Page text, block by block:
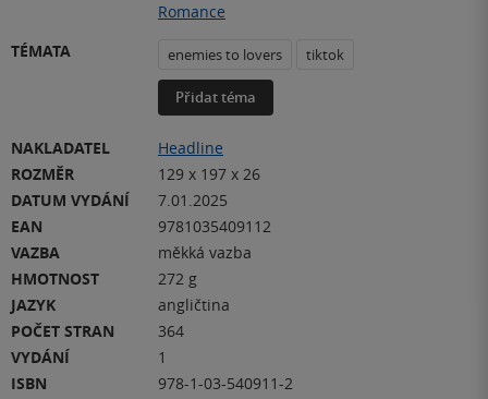
Romance
TÉMATA
enemies to lovers tiktok
Přidat téma
NAKLADATEL
Headline
ROZMĚR
129 x 197 x 26
DATUM VYDÁNÍ
7.01.2025
EAN
9781035409112
VAZBA
měkká vazba
HMOTNOST
272 g
JAZYK
angličtina
POČET STRAN
364
VYDÁNÍ
1
ISBN
978-1-03-540911-2